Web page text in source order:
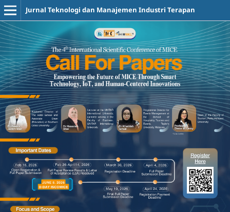
Jurnal Teknologi dan Manajemen Industri Terapan